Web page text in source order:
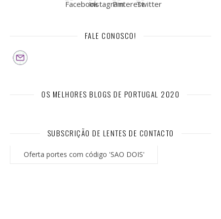
FALE CONOSCO!
OS MELHORES BLOGS DE PORTUGAL 2020
SUBSCRIÇÃO DE LENTES DE CONTACTO
Oferta portes com código 'SAO DOIS'